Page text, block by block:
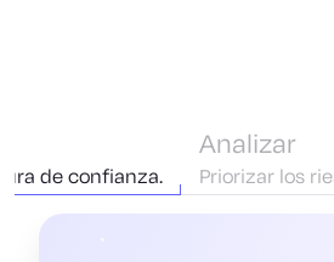
de confianza.
Analizar
Priorizar los